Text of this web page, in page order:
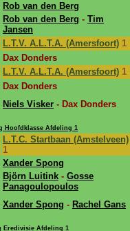
Rob van den Berg
Rob van den Berg - Tim
Jansen
L.T.V. A.L.T.A. (Amersfoort) 1
Dax Donders
L.T.V. A.L.T.A. (Amersfoort) 1
Dax Donders
Niels Visker - Dax Donders
Hoofdklasse Afdeling 1
L.T.C. Startbaan (Amstelveen)
1
Xander Spong
Björn Luitink - Gosse
Panagoulopoulos
Xander Spong - Rachel Gans
Eredivisie Afdeling 1